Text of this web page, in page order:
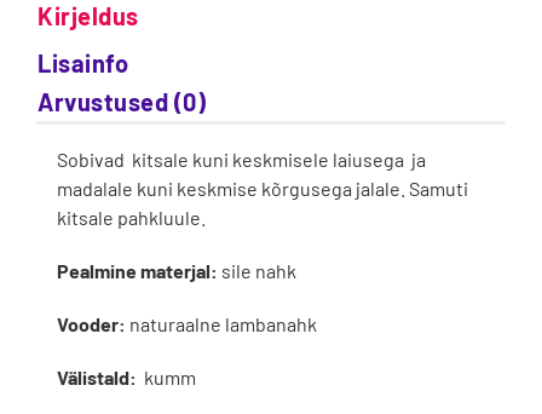
Kirjeldus
Lisainfo
Arvustused (0)
Sobivad kitsale kuni keskmisele laiusega ja
madalale kuni keskmise kõrgusega jalale. Samuti
kitsale pahkluule.
Pealmine materjal: sile nahk
Vooder: naturaalne lambanahk
Välistald: kumm